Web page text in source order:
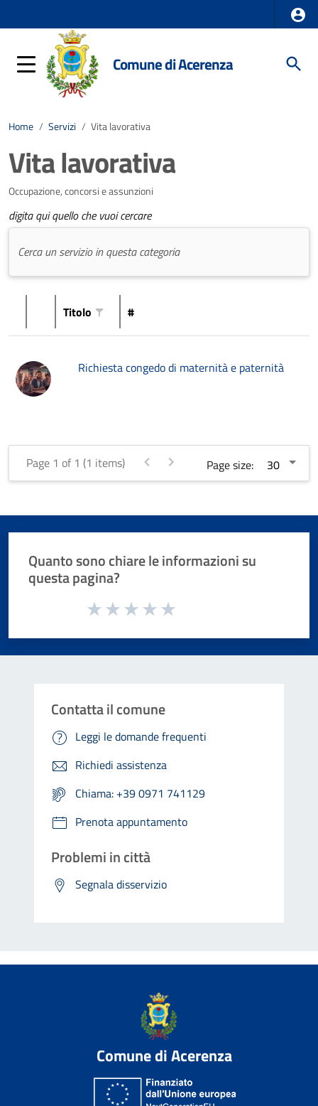
Comune di Acerenza
Home / Servizi / Vita lavorativa
Vita lavorativa
Occupazione, concorsi e assunzioni
digita qui quello che vuoi cercare
Titolo #
Richiesta congedo di maternità e paternità
Page 1 of 1 (1 items) Page size:
Quanto sono chiare le informazioni su
questa pagina?
Valuta da 1 a 5 stelle la pagina
Contatta il comune
Leggi le domande frequenti
Richiedi assistenza
Chiama: +39 0971 741129
Prenota appuntamento
Problemi in città
Segnala disservizio
Comune di Acerenza